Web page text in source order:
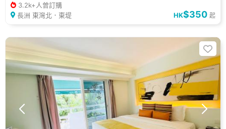
3.2k+人曾訂購
長洲 東灣北．東堤
HK$350 起